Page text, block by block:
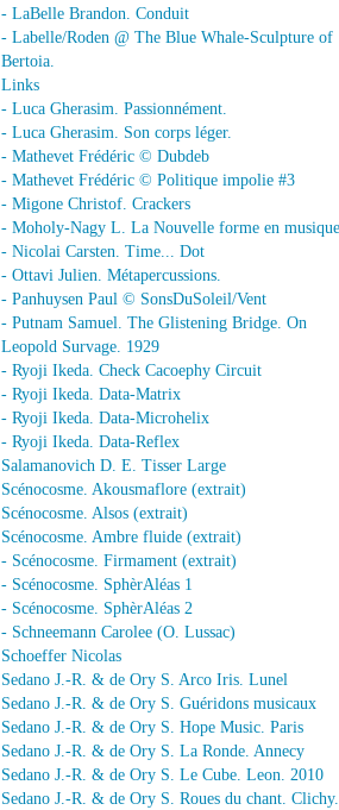
- LaBelle Brandon. Conduit
- Labelle/Roden @ The Blue Whale-Sculpture of
Bertoia.
Links
- Luca Gherasim. Passionnément.
- Luca Gherasim. Son corps léger.
- Mathevet Frédéric © Dubdeb
- Mathevet Frédéric © Politique impolie #3
- Migone Christof. Crackers
- Moholy-Nagy L. La Nouvelle forme en musique
- Nicolai Carsten. Time... Dot
- Ottavi Julien. Métapercussions.
- Panhuysen Paul © SonsDuSoleil/Vent
- Putnam Samuel. The Glistening Bridge. On
Leopold Survage. 1929
- Ryoji Ikeda. Check Cacoephy Circuit
- Ryoji Ikeda. Data-Matrix
- Ryoji Ikeda. Data-Microhelix
- Ryoji Ikeda. Data-Reflex
Salamanovich D. E. Tisser Large
Scénocosme. Akousmaflore (extrait)
Scénocosme. Alsos (extrait)
Scénocosme. Ambre fluide (extrait)
- Scénocosme. Firmament (extrait)
- Scénocosme. SphèrAléas 1
- Scénocosme. SphèrAléas 2
- Schneemann Carolee (O. Lussac)
Schoeffer Nicolas
Sedano J.-R. & de Ory S. Arco Iris. Lunel
Sedano J.-R. & de Ory S. Guéridons musicaux
Sedano J.-R. & de Ory S. Hope Music. Paris
Sedano J.-R. & de Ory S. La Ronde. Annecy
Sedano J.-R. & de Ory S. Le Cube. Leon. 2010
Sedano J.-R. & de Ory S. Roues du chant. Clichy.